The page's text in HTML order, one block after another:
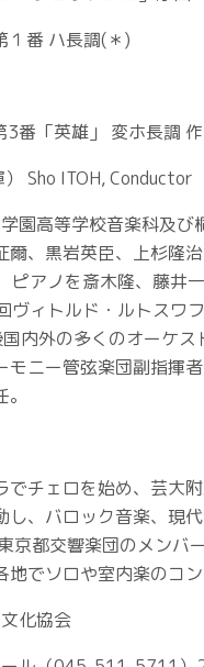
１番 ハ長調(＊)
3番「英雄」 変ホ長調
Sho ITOH, Conductor
園高等学校音楽科及び
爾、黒岩英臣、上杉隆
ピアノを斎木隆、藤井
ィトルド・ルトスワ
内外の多くのオーケ
モニー管弦楽団副指揮
でチェロを始め、芸大
し、バロック音楽、現
京都交響楽団のメンバ
でソロや室内楽のコ
化協会